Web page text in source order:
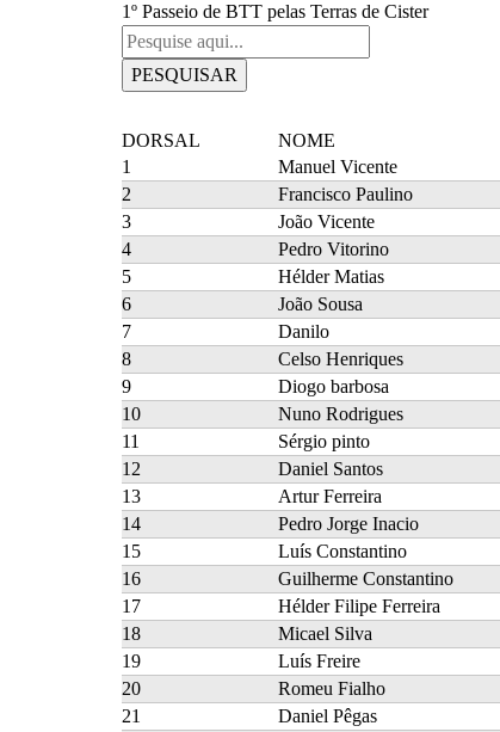
1º Passeio de BTT pelas Terras de Cister
PESQUISAR
DORSAL NOME
1
Manuel Vicente
2
Francisco Paulino
3
João Vicente
4
Pedro Vitorino
5
Hélder Matias
6
João Sousa
7
Danilo
8
Celso Henriques
9
Diogo barbosa
10
Nuno Rodrigues
11
Sérgio pinto
12
Daniel Santos
13
Artur Ferreira
14
Pedro Jorge Inacio
15
Luís Constantino
16
Guilherme Constantino
17
Hélder Filipe Ferreira
18
Micael Silva
19
Luís Freire
20
Romeu Fialho
21
Daniel Pêgas